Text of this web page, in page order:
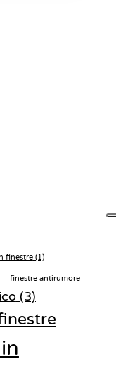
finestre(1)
finestre antirumore
(3)